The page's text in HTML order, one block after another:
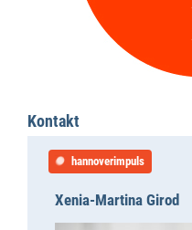
Kontakt
hannoverimpuls
Xenia-Martina Girod